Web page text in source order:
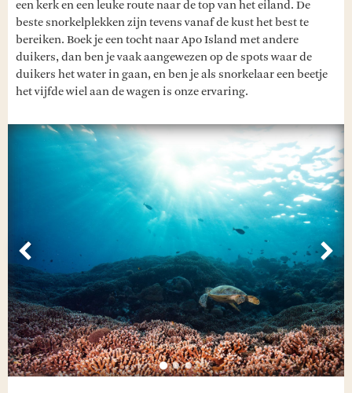
een kerk en een leuke route naar de top van het eiland. De
beste snorkelplekken zijn tevens vanaf de kust het best te
bereiken. Boek je een tocht naar Apo Island met andere
duikers, dan ben je vaak aangewezen op de spots waar de
duikers het water in gaan, en ben je als snorkelaar een beetje
het vijfde wiel aan de wagen is onze ervaring.
Vorige